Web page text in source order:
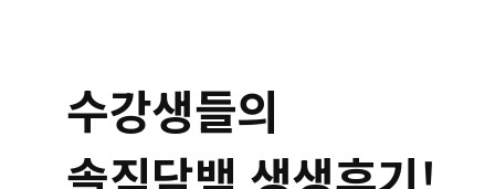
수강생들의